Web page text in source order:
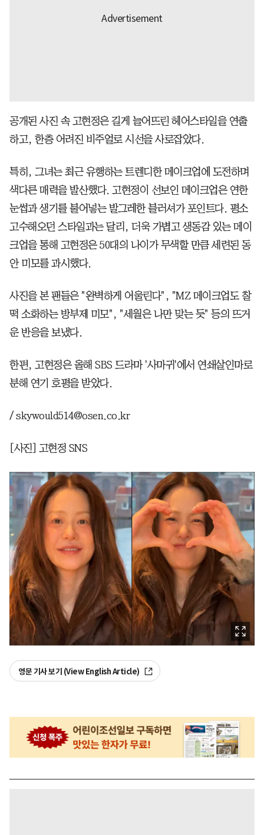
공개된 사진 속 고현정은 길게 늘어뜨린 헤어스타일을 연출
하고, 한층 어려진 비주얼로 시선을 사로잡았다.
특히, 그녀는 최근 유행하는 트렌디한 메이크업에 도전하며
색다른 매력을 발산했다. 고현정이 선보인 메이크업은 연한
눈썹과 생기를 불어넣는 발그레한 블러셔가 포인트다. 평소
고수해오던 스타일과는 달리, 더욱 가볍고 생동감 있는 메이
크업을 통해 고현정은 50대의 나이가 무색할 만큼 세련된 동
안 미모를 과시했다.
사진을 본 팬들은 "완벽하게 어울린다", "MZ 메이크업도 찰
떡 소화하는 방부제 미모", "세월은 나만 맞는 듯" 등의 뜨거
운 반응을 보냈다.
한편, 고현정은 올해 SBS 드라마 '사마귀'에서 연쇄살인마로
분해 연기 호평을 받았다.
/ skywould514@osen.co.kr
[사진] 고현정 SNS
영문 기사 보기 (View English Article)